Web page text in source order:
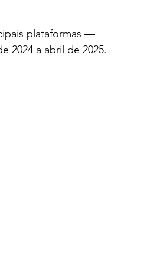
plataformas —
2024 a abril de 2025.